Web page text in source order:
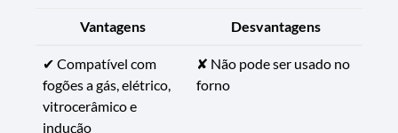
Vantagens Desvantagens
✔ Compatível com
fogões a gás, elétrico,
vitrocerâmico e
indução
✘ Não pode ser usado no
forno